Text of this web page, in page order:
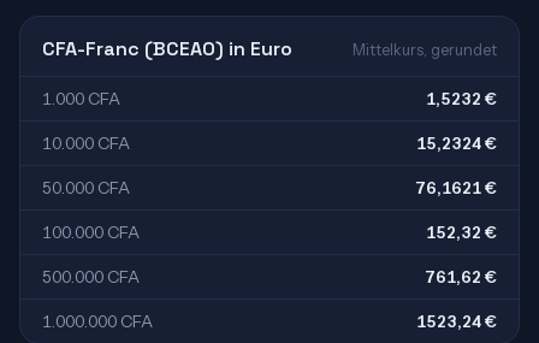
CFA-Franc (BCEAO) in Euro Mittelkurs, gerundet
1.000 CFA 1,5232 €
10.000 CFA 15,2324 €
50.000 CFA 76,1621 €
100.000 CFA 152,32 €
500.000 CFA 761,62 €
1.000.000 CFA 1523,24 €